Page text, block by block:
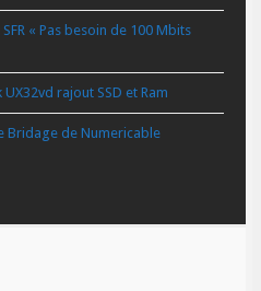
« Pas besoin de 100 Mbits
rajout SSD et Ram
Bridage de Numericable